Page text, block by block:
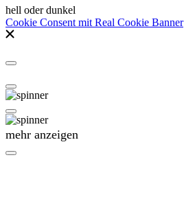
hell oder dunkel
Cookie Consent mit Real Cookie Banner
mehr anzeigen